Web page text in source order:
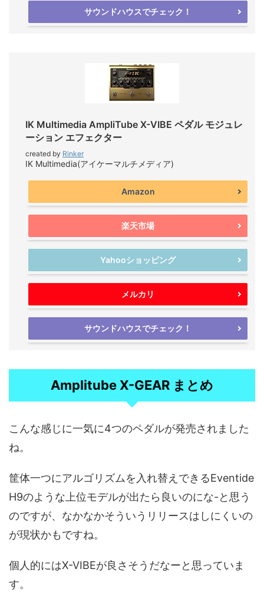
サウンドハウスでチェック！
IK Multimedia AmpliTube X-VIBE ペダル モジュレ
ーション エフェクター
created by Rinker
IK Multimedia(アイケーマルチメディア)
Amazon
楽天市場
Yahooショッピング
メルカリ
サウンドハウスでチェック！
Amplitube X-GEAR まとめ
こんな感じに一気に4つのペダルが発売されました
ね。
筐体一つにアルゴリズムを入れ替えできるEventide
H9のような上位モデルが出たら良いのにな-と思う
のですが、なかなかそういうリリースはしにくいの
が現状かもですね。
個人的にはX-VIBEが良さそうだなーと思っていま
す。